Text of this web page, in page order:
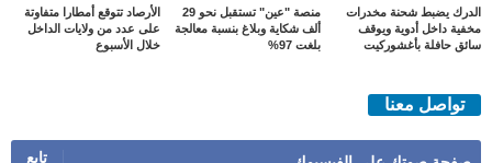
الدرك يضبط شحنة مخدرات
مخفية داخل أدوية ويوقف
سائق حافلة بأغشوركيت
منصة "عين" تستقبل نحو 29
ألف شكاية وبلاغ بنسبة معالجة
بلغت 97%
الأرصاد تتوقع أمطارا متفاوتة
على عدد من ولايات الداخل
خلال الأسبوع
تواصل معنا
تابع